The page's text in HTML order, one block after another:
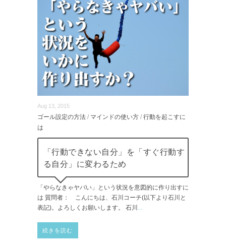
Aug 13, 2015
ゴール設定の方法 / マインドの使い方 / 行動を起こすに
は
「行動できない自分」を「すぐ行動す
る自分」に変わるため
「やらなきゃヤバい」という状況を意図的に作り出すに
は 質問者： こんにちは、石川コーチ(以下より石川と
表記)。よろしくお願いします。 石川 ...
続きを読む